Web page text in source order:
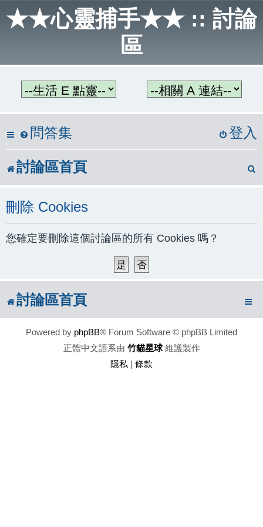
★★心靈捕手★★ :: 討論
區
問答集 登入
討論區首頁
刪除 Cookies
您確定要刪除這個討論區的所有 Cookies 嗎？
討論區首頁
Powered by phpBB® Forum Software © phpBB Limited
正體中文語系由 竹貓星球維護製作
隱私 | 條款